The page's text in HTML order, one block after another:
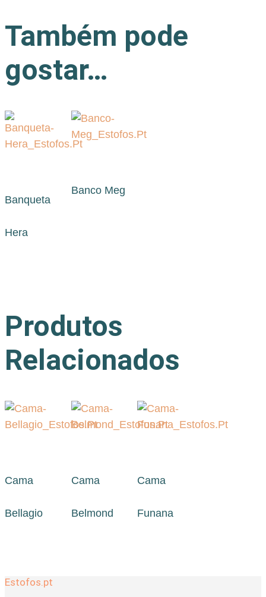
Também pode
gostar…
Banqueta
Hera
Banco Meg
Produtos
Relacionados
Cama
Bellagio
Cama
Belmond
Cama
Funana
Estofos.pt